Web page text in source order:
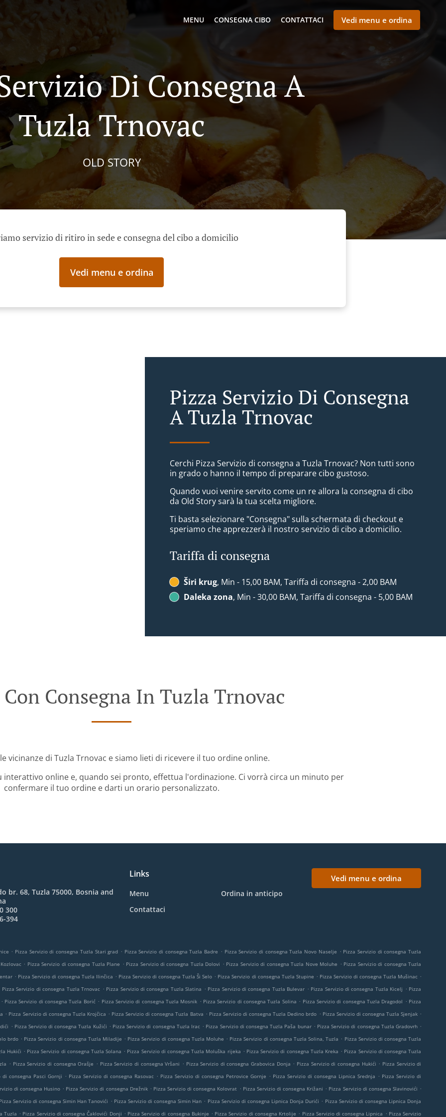
MENU CONSEGNA CIBO CONTATTACI Vedi menu e ordina
Di Consegna A
Tuzla Trnovac
OLD STORY
servizio di ritiro in sede e consegna del cibo a domicilio
Vedi menu e ordina
Pizza Servizio Di Consegna
A Tuzla Trnovac
Cerchi Pizza Servizio di consegna a Tuzla Trnovac? Non tutti sono
in grado o hanno il tempo di preparare cibo gustoso.
Quando vuoi venire servito come un re allora la consegna di cibo
da Old Story sarà la tua scelta migliore.
Ti basta selezionare "Consegna" sulla schermata di checkout e
speriamo che apprezzerà il nostro servizio di cibo a domicilio.
Tariffa di consegna
Širi krug, Min - 15,00 BAM, Tariffa di consegna - 2,00 BAM
Daleka zona, Min - 30,00 BAM, Tariffa di consegna - 5,00 BAM
Consegna In Tuzla Trnovac
vicinanze di Tuzla Trnovac e siamo lieti di ricevere il tuo ordine online.
interattivo online e, quando sei pronto, effettua l'ordinazione. Ci vorrà circa un minuto per
confermare il tuo ordine e darti un orario personalizzato.
br. 68, Tuzla 75000, Bosnia and
300
394
Links
Menu
Ordina in anticipo
Contattaci
Vedi menu e ordina
. Pizza Servizio di consegna Tuzla Stari grad . Pizza Servizio di consegna Tuzla Badre . Pizza Servizio di consegna Tuzla Novo Naselje . Pizza Servizio di consegna Tuzla
. Pizza Servizio di consegna Tuzla Plane . Pizza Servizio di consegna Tuzla Dolovi . Pizza Servizio di consegna Tuzla Nove Moluhe . Pizza Servizio di consegna Tuzla
. Pizza Servizio di consegna Tuzla Ilinčica . Pizza Servizio di consegna Tuzla Ši Selo . Pizza Servizio di consegna Tuzla Stupine . Pizza Servizio di consegna Tuzla Mušinac .
Pizza Servizio di consegna Tuzla Trnovac . Pizza Servizio di consegna Tuzla Slatina . Pizza Servizio di consegna Tuzla Bulevar . Pizza Servizio di consegna Tuzla Kicelj . Pizza
. Pizza Servizio di consegna Tuzla Borić . Pizza Servizio di consegna Tuzla Mosnik . Pizza Servizio di consegna Tuzla Solina . Pizza Servizio di consegna Tuzla Dragodol . Pizza
. Pizza Servizio di consegna Tuzla Krojčica . Pizza Servizio di consegna Tuzla Batva . Pizza Servizio di consegna Tuzla Dedino brdo . Pizza Servizio di consegna Tuzla Sjenjak .
. Pizza Servizio di consegna Tuzla Kužići . Pizza Servizio di consegna Tuzla Irac . Pizza Servizio di consegna Tuzla Paša bunar . Pizza Servizio di consegna Tuzla Gradovrh .
brdo . Pizza Servizio di consegna Tuzla Miladije . Pizza Servizio di consegna Tuzla Moluhe . Pizza Servizio di consegna Tuzla Solina, Tuzla . Pizza Servizio di consegna Tuzla
Hukići . Pizza Servizio di consegna Tuzla Solana . Pizza Servizio di consegna Tuzla Moluška rijeka . Pizza Servizio di consegna Tuzla Kreka . Pizza Servizio di consegna Tuzla
. Pizza Servizio di consegna Orašje . Pizza Servizio di consegna Vršani . Pizza Servizio di consegna Grabovica Donja . Pizza Servizio di consegna Hukići . Pizza Servizio di
di consegna Pasci Gornji . Pizza Servizio di consegna Rasovac . Pizza Servizio di consegna Petrovice Gornje . Pizza Servizio di consegna Lipnica Srednja . Pizza Servizio di
di consegna Husino . Pizza Servizio di consegna Drežnik . Pizza Servizio di consegna Kolovrat . Pizza Servizio di consegna Križani . Pizza Servizio di consegna Slavinovići .
Servizio di consegna Simin Han Tanovići . Pizza Servizio di consegna Simin Han . Pizza Servizio di consegna Lipnica Donja Durići . Pizza Servizio di consegna Lipnica Donja
Tuzla . Pizza Servizio di consegna Čaklovići Donji . Pizza Servizio di consegna Bukinje . Pizza Servizio di consegna Krtolije . Pizza Servizio di consegna Lipnica . Pizza Servizio